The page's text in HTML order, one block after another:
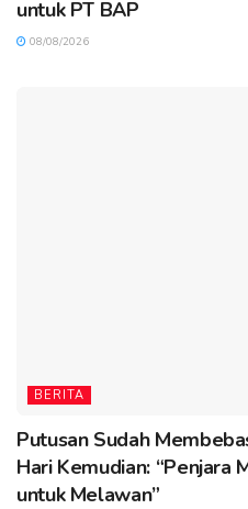
untuk PT BAP
08/08/2026
BERITA
Putusan Sudah
Hari Kemudian: “Penjara
untuk Melawan”